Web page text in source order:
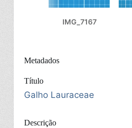
IMG_7167
Metadados
Título
Galho Lauraceae
Descrição